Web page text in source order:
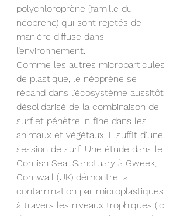
polychloroprène (famille du
néoprène) qui sont rejetés de
manière diffuse dans
l’environnement.
Comme les autres microparticules
de plastique, le néoprène se
répand dans l'écosystème aussitôt
désolidarisé de la combinaison de
surf et pénètre in fine dans les
animaux et végétaux. Il suffit d'une
session de surf. Une étude dans le
Cornish Seal Sanctuary à Gweek,
Cornwall (UK) démontre la
contamination par microplastiques
à travers les niveaux trophiques (ici